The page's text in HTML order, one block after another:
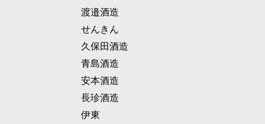
渡邉酒造
せんきん
久保田酒造
青島酒造
安本酒造
長珍酒造
伊東